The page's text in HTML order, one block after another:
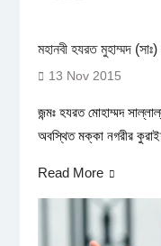
মহানবী হযরত মুহাম্মদ
13 Nov 2015
জন্মঃ হযরত মোহাম্মদ
অবস্থিত মক্কা নগরীর
Read More